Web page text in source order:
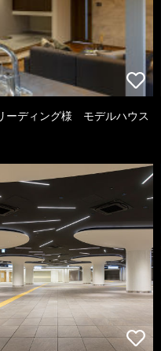
ーディング様 モデルハウス